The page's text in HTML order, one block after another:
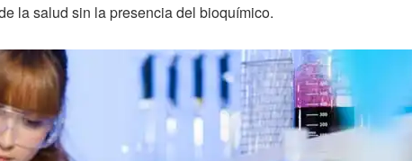
la salud sin la presencia del bioquímico.